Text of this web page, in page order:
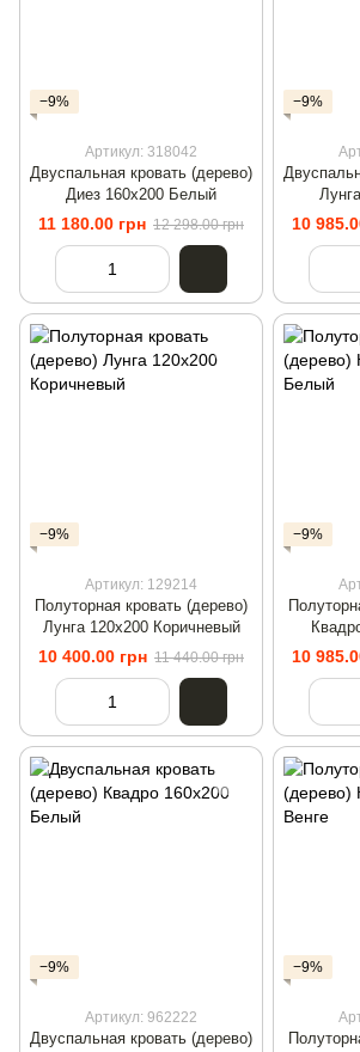
−9%
Артикул: 318042
Двуспальная кровать (дерево)
Диез 160х200 Белый
11 180.00 грн 12 298.00 грн
−9%
10
−9%
Артикул: 129214
Полуторная кровать (дерево)
Лунга 120х200 Коричневый
10 400.00 грн 11 440.00 грн
−9%
10
−9%
Артикул: 962222
Двуспальная кровать (дерево)
−9%